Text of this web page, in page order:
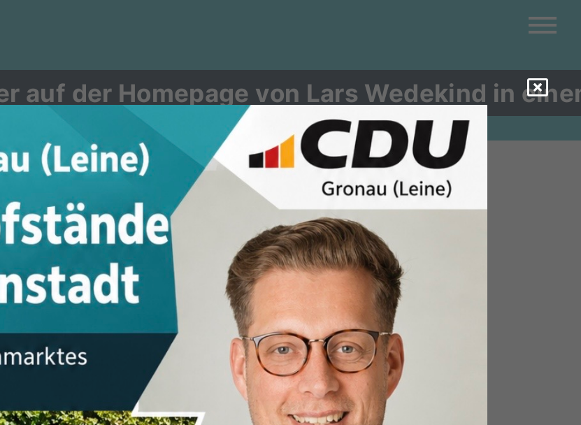
auf der Homepage von Lars Wedekind in